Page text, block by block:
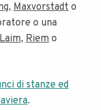
, Maxvorstadt o
o una
, Riem o
di stanze ed
.